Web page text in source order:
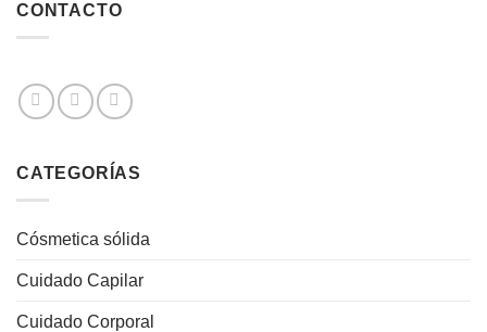
CONTACTO
CATEGORÍAS
Cósmetica sólida
Cuidado Capilar
Cuidado Corporal